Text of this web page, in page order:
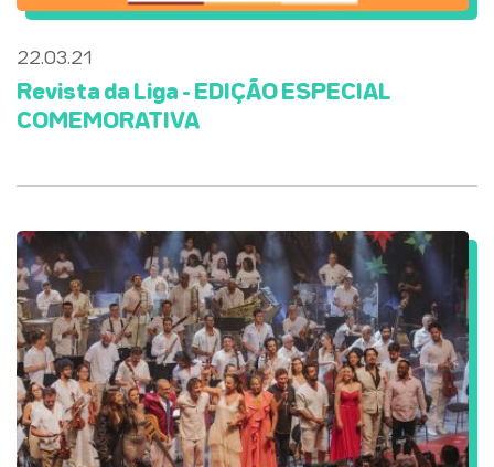
22.03.21
Revista da Liga - EDIÇÃO ESPECIAL
COMEMORATIVA